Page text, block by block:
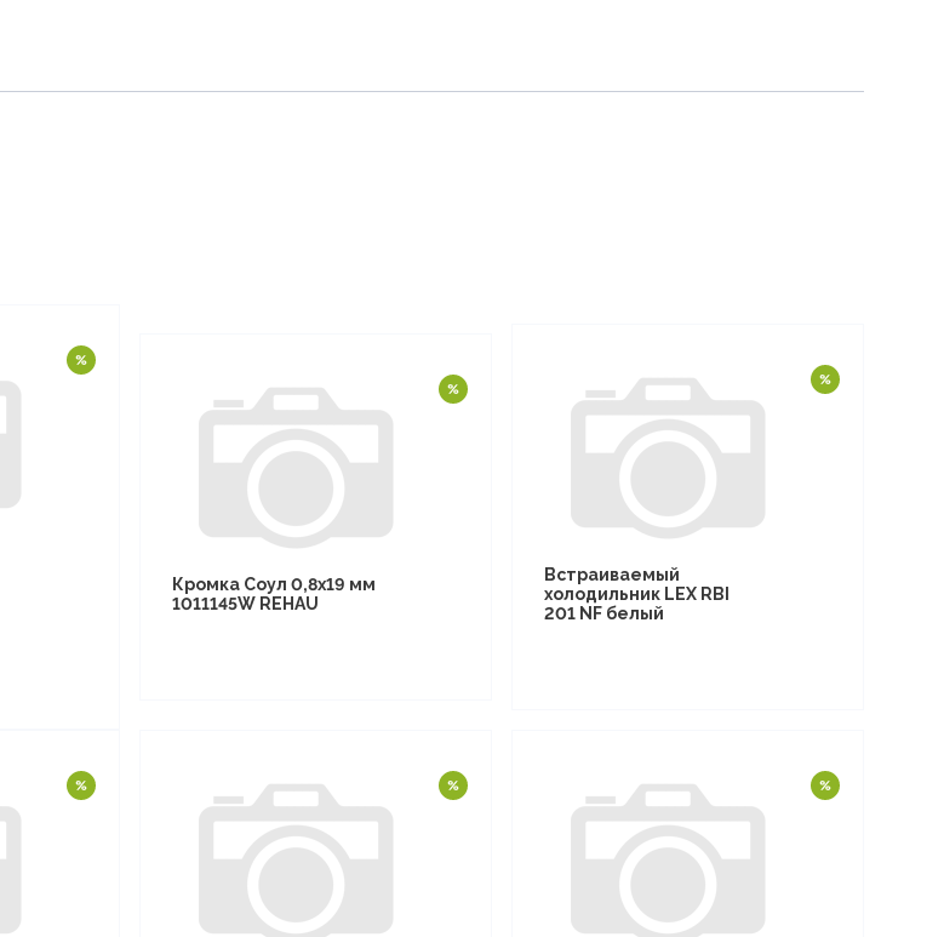
Кромка Соул 0,8х19 мм
1011145W REHAU
Встраиваемый
холодильник LEX RBI
201 NF белый